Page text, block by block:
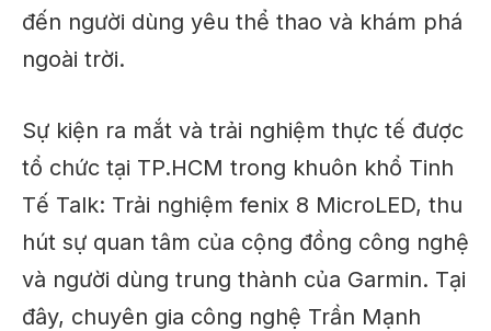
đến người dùng yêu thể thao và khám phá
ngoài trời.
Sự kiện ra mắt và trải nghiệm thực tế được
tổ chức tại TP.HCM trong khuôn khổ Tinh
Tế Talk: Trải nghiệm fenix 8 MicroLED, thu
hút sự quan tâm của cộng đồng công nghệ
và người dùng trung thành của Garmin. Tại
đây, chuyên gia công nghệ Trần Mạnh